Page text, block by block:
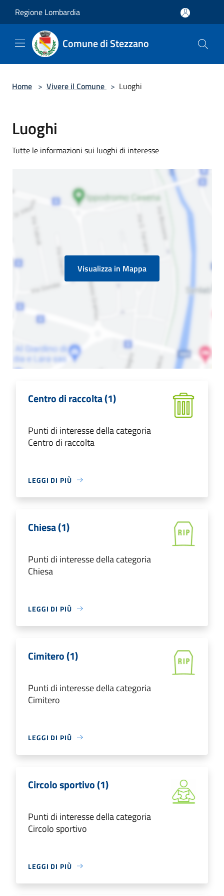
Regione Lombardia
Comune di Stezzano
Home > Vivere il Comune > Luoghi
Luoghi
Tutte le informazioni sui luoghi di interesse
Visualizza in Mappa
Centro di raccolta (1)
Punti di interesse della categoria
Centro di raccolta
LEGGI DI PIÙ
Chiesa (1)
Punti di interesse della categoria
Chiesa
LEGGI DI PIÙ
Cimitero (1)
Punti di interesse della categoria
Cimitero
LEGGI DI PIÙ
Circolo sportivo (1)
Punti di interesse della categoria
Circolo sportivo
LEGGI DI PIÙ